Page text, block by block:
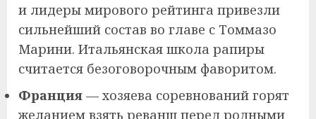
и лидеры мирового рейтинга привезли
сильнейший состав во главе с Томмазо
Марини. Итальянская школа рапиры
считается безоговорочным фаворитом.
Франция — хозяева соревнований горят
желанием взять реванш перед родными